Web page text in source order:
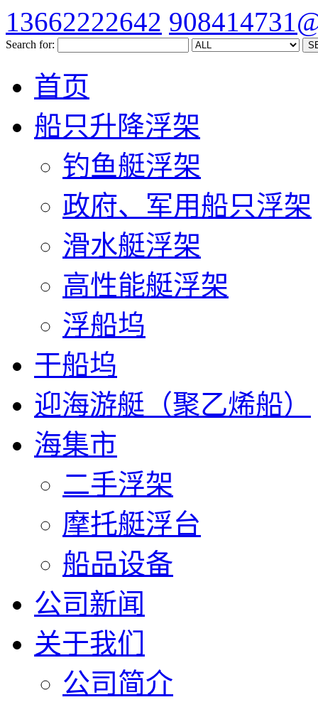
13662222642
Search for:
首页
船只升降浮架
钓鱼艇浮架
政府、军用船只浮架
滑水艇浮架
高性能艇浮架
浮船坞
干船坞
迎海游艇（聚乙烯船）
海集市
二手浮架
摩托艇浮台
船品设备
公司新闻
关于我们
公司简介